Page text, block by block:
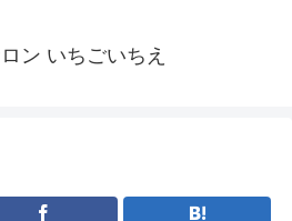
ン いちごいちえ